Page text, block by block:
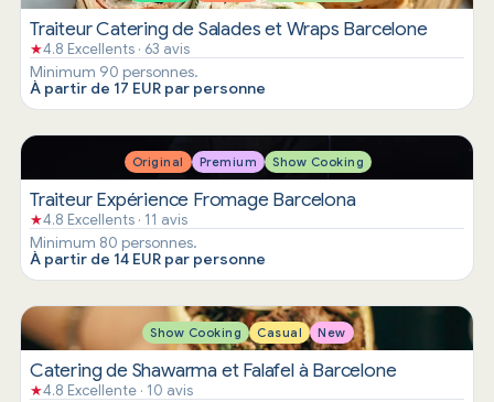
Traiteur Catering de Salades et Wraps Barcelone
★4.8 Excellents · 63 avis
Minimum 90 personnes.
À partir de 17 EUR par personne
Original Premium Show Cooking
Traiteur Expérience Fromage Barcelona
★4.8 Excellents · 11 avis
Minimum 80 personnes.
À partir de 14 EUR par personne
Show Cooking Casual New
Catering de Shawarma et Falafel à Barcelone
★4.8 Excellente · 10 avis